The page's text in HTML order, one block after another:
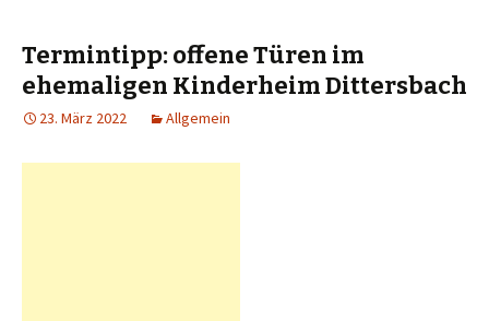
Termintipp: offene Türen im
ehemaligen Kinderheim Dittersbach
23. März 2022 Allgemein